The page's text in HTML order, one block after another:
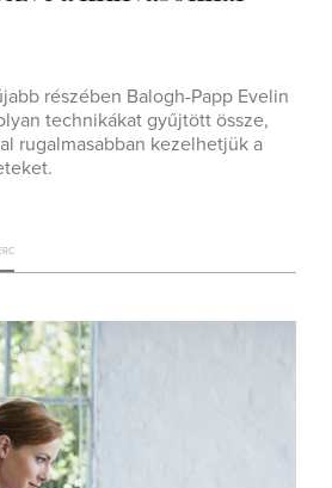
részében Balogh-Papp Evelin
technikákat gyűjtött össze,
rugalmasabban kezelhetjük a